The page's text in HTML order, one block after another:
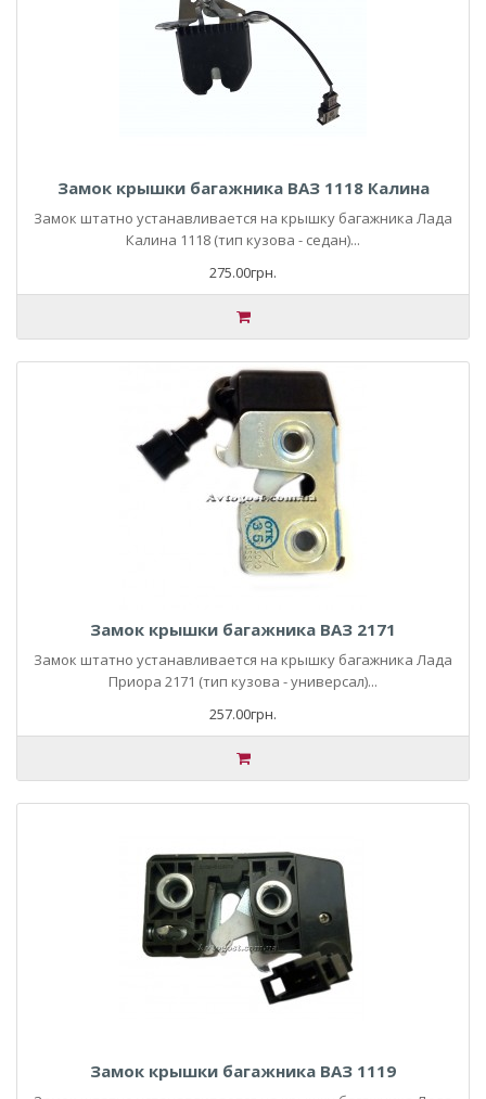
Замок крышки багажника ВАЗ 1118 Калина
Замок штатно устанавливается на крышку багажника Лада
Калина 1118 (тип кузова - седан)...
275.00грн.
Замок крышки багажника ВАЗ 2171
Замок штатно устанавливается на крышку багажника Лада
Приора 2171 (тип кузова - универсал)...
257.00грн.
Замок крышки багажника ВАЗ 1119